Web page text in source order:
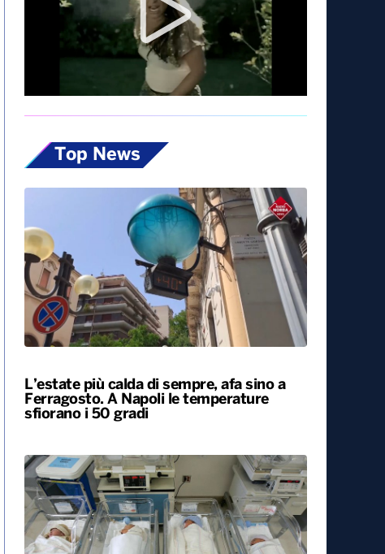
Top News
L’estate più calda di sempre, afa sino a
Ferragosto. A Napoli le temperature
sfiorano i 50 gradi